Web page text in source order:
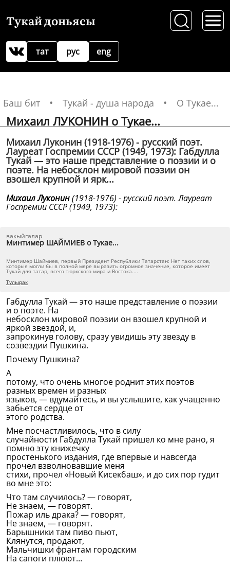
Тукай доньясы
рус
тат eng
Баш бит Тукай - душа народа О Тукае...
Михаил ЛУКОНИН о Тукае...
Михаил Луконин (1918-1976) - русский поэт.
Лауреат Госпремии СССР (1949, 1973): Габдулла
Тукай — это наше представление о поэзии и о
поэте. На небосклон мировой поэзии он
взошел крупной и ярк...
Михаил Луконин(1918-1976) - русский поэт. Лауреат
Госпремии СССР (1949, 1973):
вакыйгалар
Минтимер ШАЙМИЕВ о Тукае...
Минтимер Шаймиев, первый Президент Республики Татарстан: Нет таких слов,
которые могли бы в полной мере выразить огромное значение, которое имеет
Тукай для татар, всего тюркского мира и Востока....
Тулырак
Габдулла Тукай — это наше представление о поэзии
и о поэте. На
небосклон мировой поэзии он взошел крупной и
яркой звездой, и,
запрокинув голову, сразу увидишь эту звезду в
созвездии Пушкина.
Почему Пушкина?
А
потому, что очень многое роднит этих поэтов
разных времен и разных
языков, — вдумайтесь, и вы услышите, как учащенно
забьется сердце от
этого родства.
Мне посчастливилось, что в силу
случайности Габдулла Тукай пришел ко мне рано, я
помню эту книжечку
простенького издания, где впервые и навсегда
прочел взволновавшие меня
стихи, прочел «Новый Кисекбаш», и до сих пор гудит
во мне это:
Что там случилось? — говорят,
Не знаем, — говорят.
Пожар иль драка? — говорят,
Не знаем, — говорят.
Барышники там пиво пьют,
Клянутся, продают,
Мальчишки франтам городским
На сапоги плюют…